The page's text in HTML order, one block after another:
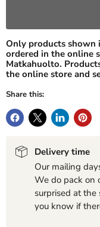
Only products shown
ordered in the online
Matkahuolto.
the online store and
Share this:
Delivery time
Our mailing
We do pack on
surprised at
you know if